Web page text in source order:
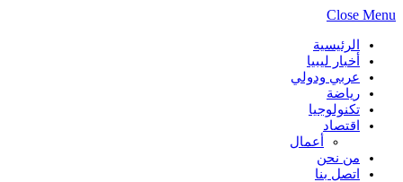
Close Menu
الرئيسية
أخبار ليبيا
عربي ودولي
رياضة
تكنولوجيا
اقتصاد
أعمال
من نحن
اتصل بنا